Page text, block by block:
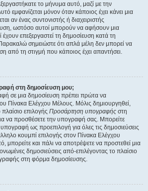
το μήνυμα αυτό, μαζί με την
εμφανίζεται μόνον όταν κάποιος έχει κάνει μια
αν ένας συντονιστής ή διαχειριστής
ωστόσο αυτοί μπορούν να αφήσουν μια
επεξεργαστεί τη δημοσίευση κατά τη
Παρακαλώ σημειώστε ότι απλά μέλη δεν μπορεί να
από τη στιγμή που κάποιος έχει απαντήσει.
στη δημοσίευση μου;
σε μια δημοσίευση πρέπει πρώτα να
Πίνακα Ελέγχου Μέλους. Μόλις δημιουργηθεί,
επιλογής Προσάρτηση υπογραφής στη
να προσθέσετε την υπογραφή σας. Μπορείτε
ως προεπιλογή για όλες τις δημοσιεύσεις
κουμπί επιλογής στον Πίνακα Ελέγχου
μπορείτε και πάλι να αποτρέψετε να προστεθεί μια
δημοσιεύσεις από-επιλέγοντας το πλαίσιο
στη φόρμα δημοσίευσης.